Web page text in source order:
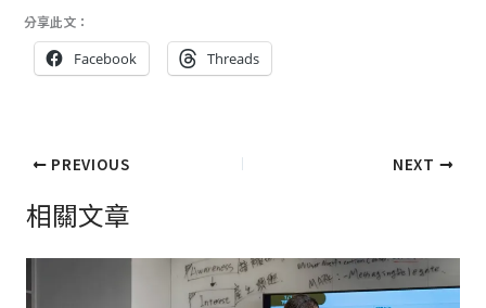
分享此文：
Facebook Threads
PREVIOUS NEXT
相關文章